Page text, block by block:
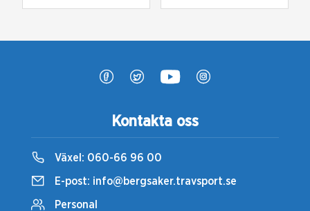
Kontakta oss
Växel: 060-66 96 00
E-post: info@bergsaker.travsport.se
Personal